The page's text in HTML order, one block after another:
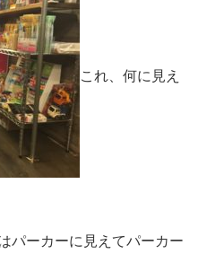
これ、何に見え
パーカーに見えてパーカー